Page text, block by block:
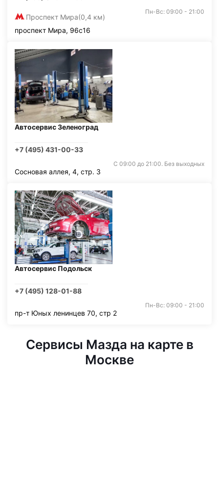
Проспект Мира(0,4 км)
Пн-Вс: 09:00 - 21:00
проспект Мира, 96с16
Автосервис Зеленоград
+7 (495) 431-00-33
С 09:00 до 21:00. Без выходных
Сосновая аллея, 4, стр. 3
Автосервис Подольск
+7 (495) 128-01-88
Пн-Вс: 09:00 - 21:00
пр-т Юных ленинцев 70, стр 2
Сервисы Мазда на карте в
Москве